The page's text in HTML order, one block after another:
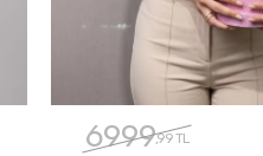
6999,99 TL